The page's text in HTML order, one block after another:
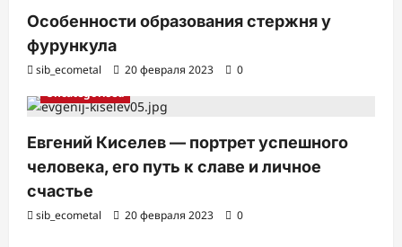
Особенности образования стержня у
фурункула
sib_ecometal 20 февраля 2023
0
Uncategorised
Евгений Киселев — портрет успешного
человека, его путь к славе и личное
счастье
sib_ecometal 20 февраля 2023 0